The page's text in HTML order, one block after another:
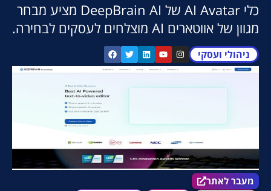
כלי AI Avatar של DeepBrain AI מציע מבחר
מגוון של אווטארים AI מוצלחים לעסקים לבחירה.
ניהולי ועסקי
מעבר לאתר הכלי
מעבר לאתר